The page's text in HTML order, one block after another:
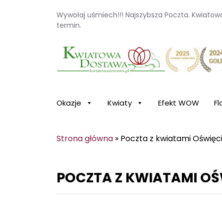
Wywołaj uśmiech!!! Najszybsza Poczta.
termin.
Kwiaciarnia internetowa Kwiatowa
Okazje Kwiaty Efekt WOW
Strona główna » Poczta z kwiatami
POCZTA Z KWIATAMI